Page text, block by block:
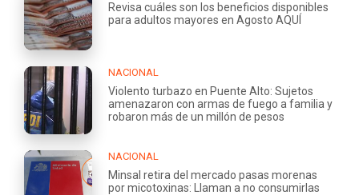
Revisa cuáles son los beneficios disponibles
para adultos mayores en Agosto AQUÍ
NACIONAL
Violento turbazo en Puente Alto: Sujetos
amenazaron con armas de fuego a familia y
robaron más de un millón de pesos
NACIONAL
Minsal retira del mercado pasas morenas
por micotoxinas: Llaman a no consumirlas